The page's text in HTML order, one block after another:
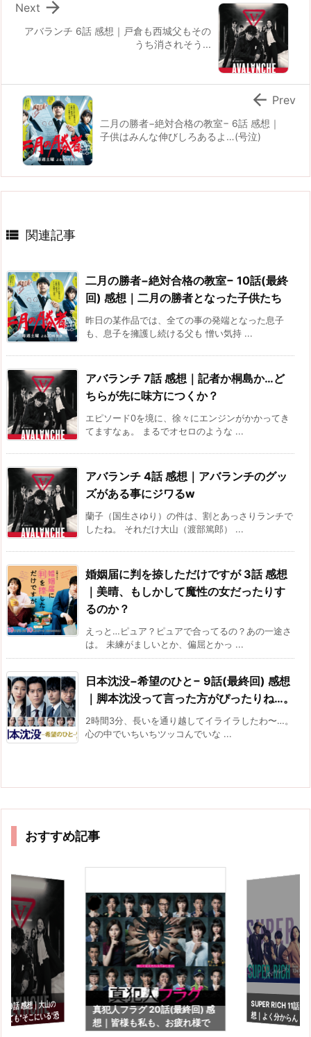
アバランチ 6話 感想｜戸倉も西城父もその
うち消されそう...

Next
二月の勝者−絶対合格の教室− 6話 感想｜
子供はみんな伸びしろあるよ…(号泣)
 Prev
 関連記事
二月の勝者−絶対合格の教室− 10話(最終
回) 感想｜二月の勝者となった子供たち
昨日の某作品では、全ての事の発端となった息子
も、息子を擁護し続ける父も 憎い気持 ...
アバランチ 7話 感想｜記者か桐島か…ど
ちらが先に味方につくか？
エピソード0を境に、徐々にエンジンがかかってき
てますなぁ。 まるでオセロのような ...
アバランチ 4話 感想｜アバランチのグッ
ズがある事にジワるw
蘭子（国生さゆり）の件は、割とあっさりランチで
したね。 それだけ大山（渡部篤郎） ...
婚姻届に判を捺しただけですが 3話 感想
｜美晴、もしかして魔性の女だったりす
るのか？
えっと…ピュア？ピュアで合ってるの？あの一途さ
は。 未練がましいとか、偏屈とかっ ...
日本沈没−希望のひと− 9話(最終回) 感想
｜脚本沈没って言った方がぴったりね…。
2時間3分、長いを通り越してイライラしたわ〜…。
心の中でいちいちツッコんでいな ...
おすすめ記事
9話 感想｜大山の
ても"そこにいる"恐
真犯人フラグ 20話(最終回) 感
想｜皆様も私も、お疲れ様で
SUPER RICH 11話(
想｜よく分からんド
た…で終わる残念感